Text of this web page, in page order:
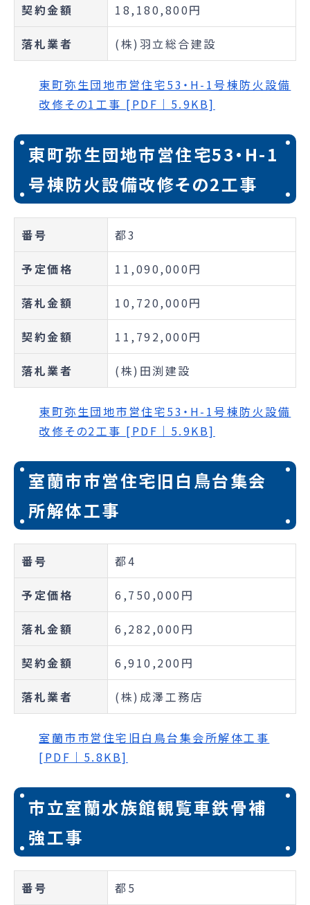
契約金額 18,180,800円
落札業者 (株)羽立総合建設
東町弥生団地市営住宅53・H-1号棟防火設備
改修その1工事 [PDF｜5.9KB]
東町弥生団地市営住宅53・H-1
号棟防火設備改修その2工事
番号 都3
予定価格 11,090,000円
落札金額 10,720,000円
契約金額 11,792,000円
落札業者 (株)田渕建設
東町弥生団地市営住宅53・H-1号棟防火設備
改修その2工事 [PDF｜5.9KB]
室蘭市市営住宅旧白鳥台集会
所解体工事
番号 都4
予定価格 6,750,000円
落札金額 6,282,000円
契約金額 6,910,200円
落札業者 (株)成澤工務店
室蘭市市営住宅旧白鳥台集会所解体工事
[PDF｜5.8KB]
市立室蘭水族館観覧車鉄骨補
強工事
番号 都5